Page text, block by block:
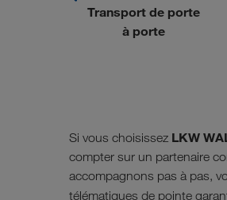
Transport de porte
à porte
Si vous choisissez LKW
compter sur un partenaire
accompagnons pas à pas,
télématiques de pointe